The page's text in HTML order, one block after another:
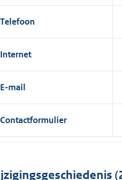
Telefoon
Internet
E-mail
Contactformulier